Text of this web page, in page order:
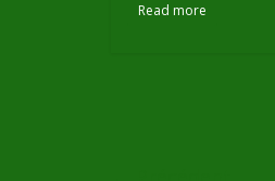
Read more